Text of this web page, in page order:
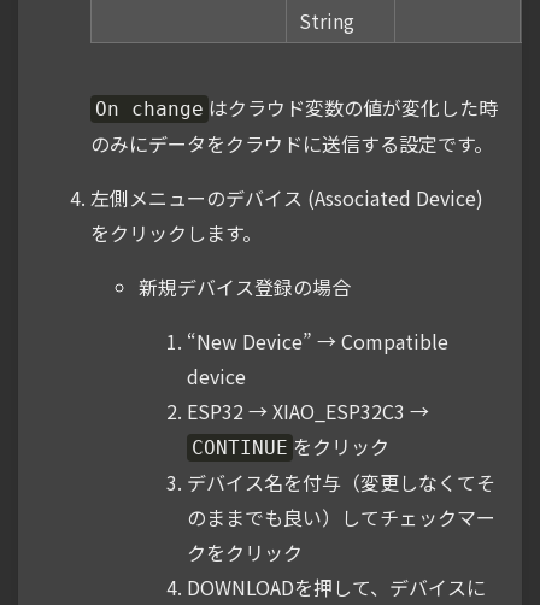
String
On change はクラウド変数の値が変化した時
のみにデータをクラウドに送信する設定です。
左側メニューのデバイス (Associated Device)
をクリックします。
新規デバイス登録の場合
“New Device” → Compatible
device
ESP32 → XIAO_ESP32C3 →
CONTINUE をクリック
デバイス名を付与（変更しなくてそ
のままでも良い）してチェックマー
クをクリック
DOWNLOADを押して、デバイスに